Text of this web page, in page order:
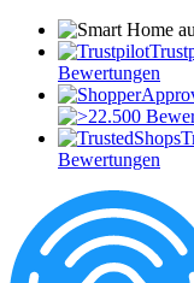
Bewertungen
Bewertungen